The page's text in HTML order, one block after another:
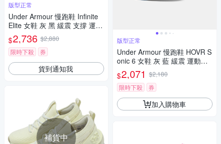
版型正常
Under Armour 慢跑鞋 Infinite
Elite 女鞋 灰 黑 緩震 支撐 運動
鞋 UA 3027199104
$2,736 $2,880
限時下殺
券
貨到通知我
補貨中
版型正常
Under Armour 慢跑鞋 HOVR S
onic 6 女鞋 灰 藍 緩震 運動鞋
UA 3026128107
$2,071 $2,180
限時下殺
券
加入購物車